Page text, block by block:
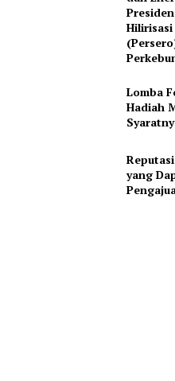
Lomba
Hadiah
yang